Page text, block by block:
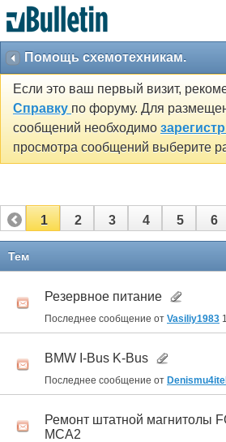
Помощь схемотехникам.
Если это ваш первый визит,
Справку по форуму. Для
сообщений необходимо
просмотра сообщений выберите
1 2 3 4 5 6
Тем
Резервное питание
Последнее сообщение от Vasiliy1983
BMW I-Bus K-Bus
Последнее сообщение от
Ремонт штатной магнитолы
MCA2